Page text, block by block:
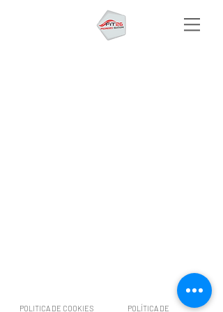
POLITICA DE COOKIES POLÍTICA DE